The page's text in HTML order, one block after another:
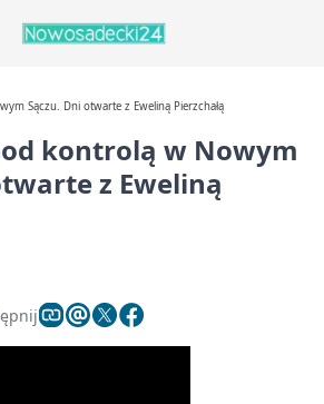
Sączu. Dni otwarte z Eweliną Pierzchałą
kontrolą w Nowym
z Eweliną